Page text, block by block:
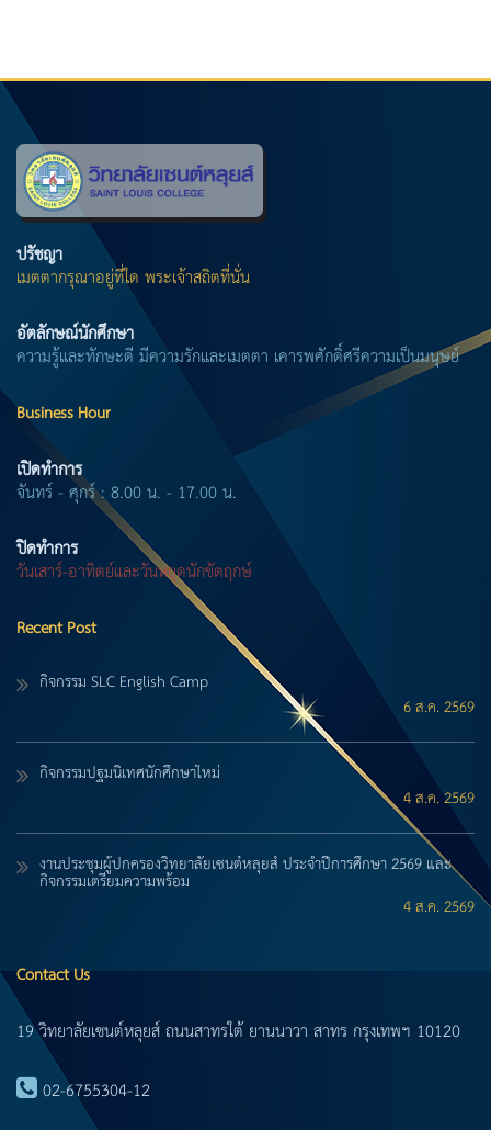
ปรัชญา
เมตตากรุณาอยู่ที่ใด พระเจ้าสถิตที่นั่น
อัตลักษณ์นักศึกษา
ความรู้และทักษะดี มีความรักและเมตตา เคารพศักดิ์ศรีความเป็นมนุษย์
Business Hour
เปิดทำการ
จันทร์ - ศุกร์ : 8.00 น. - 17.00 น.
ปิดทำการ
วันเสาร์-อาทิตย์และวันหยุดนักขัตฤกษ์
Recent Post
กิจกรรม SLC English Camp
6 ส.ค. 2569
กิจกรรมปฐมนิเทศนักศึกษาใหม่
4 ส.ค. 2569
งานประชุมผู้ปกครองวิทยาลัยเซนต์หลุยส์ ประจำปีการศึกษา 2569 และ
กิจกรรมเตรียมความพร้อม
4 ส.ค. 2569
Contact Us
19 วิทยาลัยเซนต์หลุยส์ ถนนสาทรใต้ ยานนาวา สาทร กรุงเทพฯ 10120
02-6755304-12